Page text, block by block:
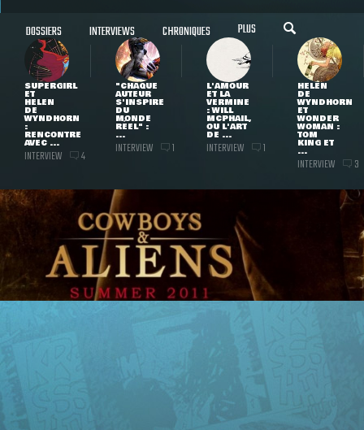
DOSSIERS INTERVIEWS CHRONIQUES PLUS
SUPERGIRL
ET
HELEN
DE
WYNDHORN
:
RENCONTRE
AVEC ...
INTERVIEW 4
"CHAQUE
AUTEUR
S'INSPIRE
DU
MONDE
RÉEL" :
...
INTERVIEW 1
L'AMOUR
ET LA
VERMINE
: WILL
MCPHAIL,
OU L'ART
DE ...
INTERVIEW 1
HELEN
DE
WYNDHORN
ET
WONDER
WOMAN :
TOM
KING ET
...
INTERVIEW 3